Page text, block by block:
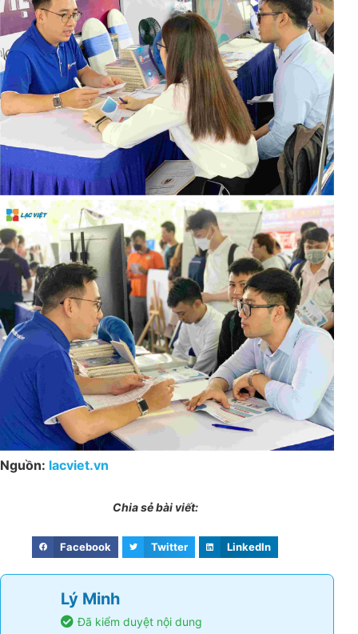
Nguồn: lacviet.vn
Chia sẻ bài viết:
Facebook Twitter LinkedIn
Lý Minh
Đã kiểm duyệt nội dung